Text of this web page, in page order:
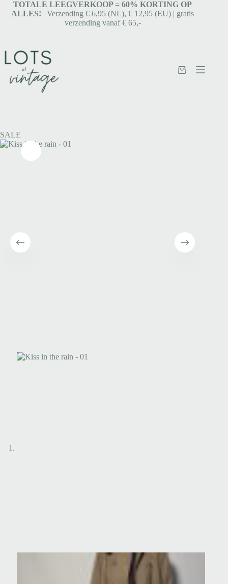
TOTALE LEEGVERKOOP = 60% KORTING OP
ALLES! | Verzending € 6,95 (NL), € 12,95 (EU) | gratis
verzending vanaf € 65,-
SALE